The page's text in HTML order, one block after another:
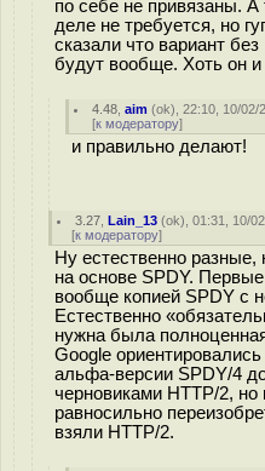
по себе не привязаны. А
деле не требуется, но
сказали что вариант
будут вообще. Хоть он и
4.48 ,aim (ok), 22:10, 10/02/
[к модератору]
и правильно делают!
3.27 ,Lain_13 (ok), 01:31, 10/
[к модератору]
Ну естественно разные,
на основе SPDY.
вообще копией SPDY с
Естественно
нужна была
Google
альфа-версии SPDY/4
черновиками HTTP/2, но
равносильно
взяли HTTP/2.